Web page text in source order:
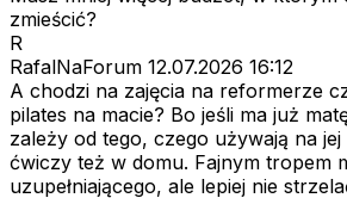
zmieścić?
R
RafalNaForum 12.07.2026 16:12
A chodzi na zajęcia na reformerze
pilates na macie? Bo jeśli ma już
zależy od tego, czego używają na
ćwiczy też w domu. Fajnym tropem
uzupełniającego, ale lepiej nie